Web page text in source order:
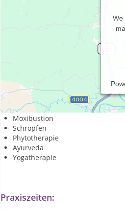
We
Arbeitsschwerpunkte sind:
Akupunktur
Moxibustion
Schröpfen
Phytotherapie
Ayurveda
Yogatherapie
Praxiszeiten: